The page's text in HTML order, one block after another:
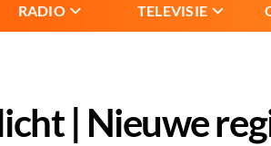
RADIO TELEVISIE
| Nieuwe